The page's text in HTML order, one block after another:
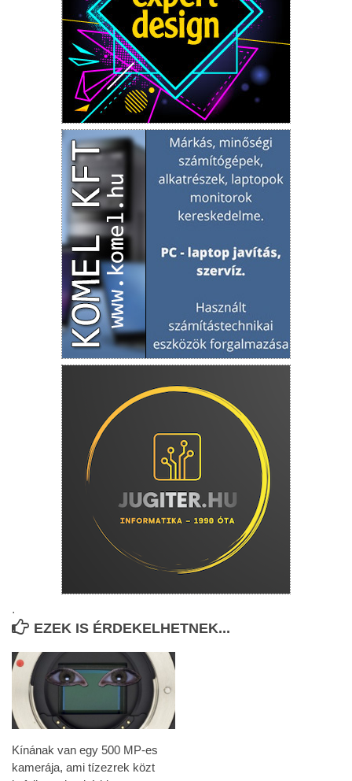
.
EZEK IS ÉRDEKELHETNEK...
Kínának van egy 500 MP-es
kamerája, ami tízezrek közt